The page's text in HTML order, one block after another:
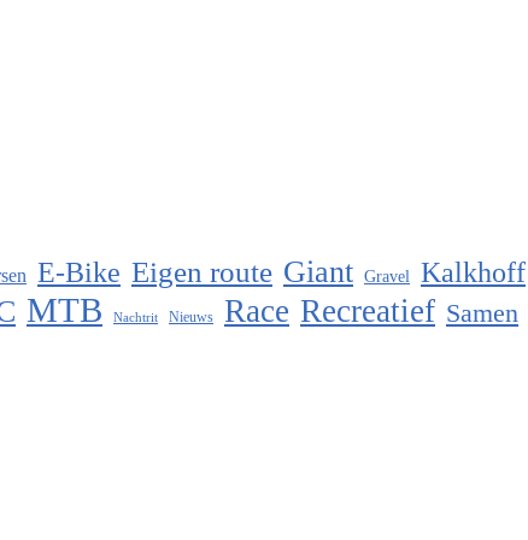
E-Bike Eigen route Giant Gravel Kalkhoff
MTB Nachtrit Nieuws Race Recreatief Samen